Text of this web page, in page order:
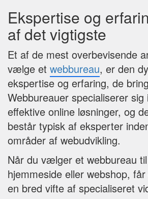
Ekspertise og
af det vigtigste
Et af de mest overbevisende
vælge et webbureau, er den
ekspertise og erfaring, de
Webbureauer specialiserer
effektive online løsninger, og
består typisk af eksperter
områder af webudvikling.
Når du vælger et webbureau
hjemmeside eller webshop,
en bred vifte af specialiseret